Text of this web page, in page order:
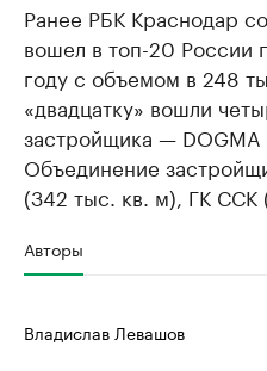
Ранее РБК Краснодар
вошел в топ-20 России
году с объемом в 248
«двадцатку» вошли
застройщика — DOGMA
Объединение
(342 тыс. кв. м), ГК ССК
Авторы
Владислав Левашов